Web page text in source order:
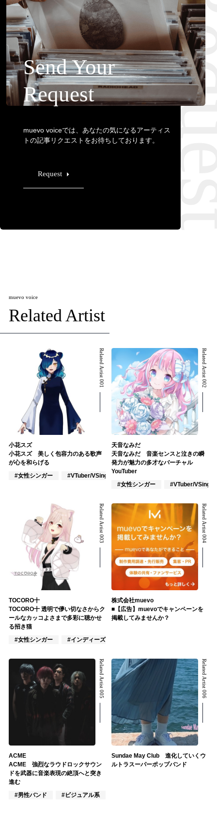
Send Your
Request
muevo voiceでは、あなたの気になるアーティス
トの記事リクエストをお待ちしております。
Request
muevo voice
Related Artist
Related Artist 001
小花スズ
小花スズ 美しく包容力のある歌声
が心を和らげる
#女性シンガー
#VTuber/VSinger #アニメ/ゲーム
Related Artist 002
天音なみだ
天音なみだ 音楽センスと泣きの瞬
発力が魅力の多才なバーチャル
YouTuber
#女性シンガー
#VTuber/VSinger
Related Artist 003
TOCORO十
TOCORO十 透明で儚い切なさからク
ールなカッコよさまで多彩に聴かせ
る招き猫
#女性シンガー
#インディーズ
Related Artist 004
株式会社muevo
■【広告】muevoでキャンペーンを
掲載してみませんか？
Related Artist 005
ACME
ACME 強烈なラウドロックサウン
ドを武器に音楽表現の絶頂へと突き
進む
#男性バンド
#ビジュアル系
Related Artist 006
Sundae May Club 進化していくウ
ルトラスーパーポップバンド